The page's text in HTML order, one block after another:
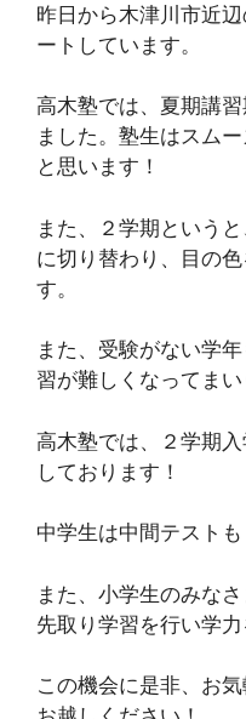
昨日から木津川市近
ートしています。
高木塾では、夏期講
ました。塾生はスム
と思います！
また、２学期という
に切り替わり、目の
す。
また、受験がない学
習が難しくなってまい
高木塾では、２学期
しております！
中学生は中間テスト
また、小学生のみな
先取り学習を行い学
この機会に是非、お